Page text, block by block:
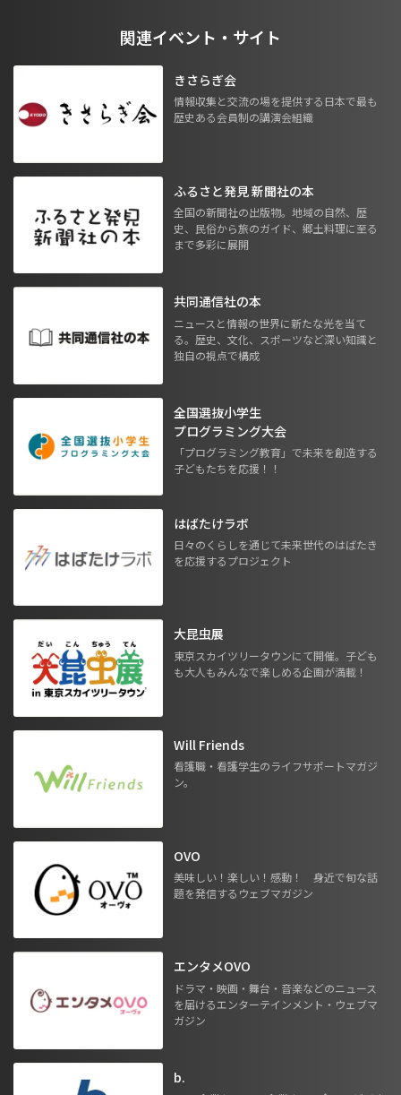
関連イベント・サイト
きさらぎ会
情報収集と交流の場を提供する日本で最も
歴史ある会員制の講演会組織
ふるさと発見 新聞社の本
全国の新聞社の出版物。地域の自然、歴
史、民俗から旅のガイド、郷土料理に至る
まで多彩に展開
共同通信社の本
ニュースと情報の世界に新たな光を当て
る。歴史、文化、スポーツなど深い知識と
独自の視点で構成
全国選抜小学生
プログラミング大会
「プログラミング教育」で未来を創造する
子どもたちを応援！！
はばたけラボ
日々のくらしを通じて未来世代のはばたき
を応援するプロジェクト
大昆虫展
東京スカイツリータウンにて開催。子ども
も大人もみんなで楽しめる企画が満載！
Will Friends
看護職・看護学生のライフサポートマガジ
ン。
OVO
美味しい！楽しい！感動！ 身近で旬な話
題を発信するウェブマガジン
エンタメOVO
ドラマ・映画・舞台・音楽などのニュース
を届けるエンターテインメント・ウェブマ
ガジン
b.